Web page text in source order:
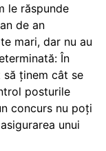
le răspunde
de an
mari, dar nu au
În
ținem cât se
posturile
concurs nu poți
unui